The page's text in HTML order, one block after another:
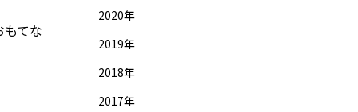
てな
2020年
2019年
2018年
2017年